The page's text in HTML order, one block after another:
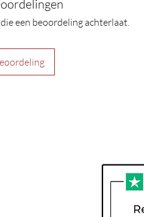
een beoordeling achterlaat.